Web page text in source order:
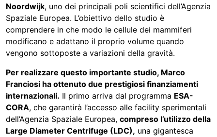
Noordwijk, uno dei principali poli scientifici dell’Agenzia
Spaziale Europea. L’obiettivo dello studio è
comprendere in che modo le cellule dei mammiferi
modificano e adattano il proprio volume quando
vengono sottoposte a variazioni della gravità.
Per realizzare questo importante studio, Marco
Franciosi ha ottenuto due prestigiosi finanziamenti
internazionali. Il primo arriva dal programma ESA-
CORA, che garantirà l’accesso alle facility sperimentali
dell’Agenzia Spaziale Europea, compreso l’utilizzo della
Large Diameter Centrifuge (LDC), una gigantesca